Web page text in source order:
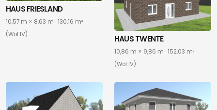
HAUS FRIESLAND
10,57 m × 8,63 m · 130,16 m²
(WoFIV)
HAUS TWENTE
10,86 m × 9,86 m · 152,03 m²
(WoFIV)